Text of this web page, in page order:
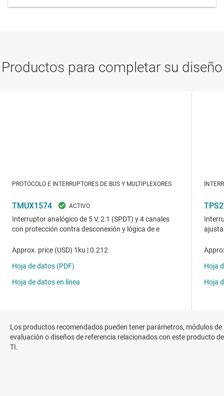
Los productos recomendados pueden tener parámetros, módulos de
evaluación o diseños de referencia relacionados con este producto de
TI.